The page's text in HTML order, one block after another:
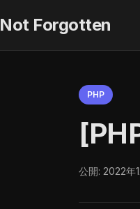
Not Forgotten
PHP
公開: 2022年